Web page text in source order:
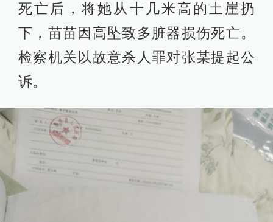
死亡后，将她从十几米高的土崖扔
下，苗苗因高坠致多脏器损伤死亡。
检察机关以故意杀人罪对张某提起公
诉。